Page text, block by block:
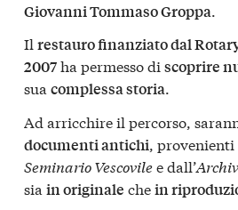
Giovanni Tommaso Groppa.
Il restauro finanziato dal
2007ha permesso di scoprire
sua complessa storia.
Ad arricchire il percorso,
documenti antichi, provenienti
Seminario Vescovilee dall’
sia in originale chein